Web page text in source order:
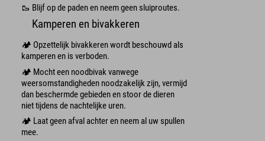
🥾 Blijf op de paden en neem geen sluiproutes.
Kamperen en bivakkeren
🏕️ Opzettelijk bivakkeren wordt beschouwd als
kamperen en is verboden.
🏕️ Mocht een noodbivak vanwege
weersomstandigheden noodzakelijk zijn, vermijd
dan beschermde gebieden en stoor de dieren
niet tijdens de nachtelijke uren.
🏕️ Laat geen afval achter en neem al uw spullen
mee.